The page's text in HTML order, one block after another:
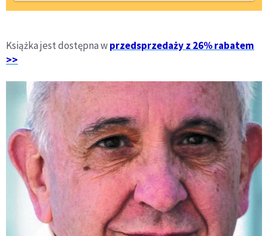
Książka jest dostępna wprzedsprzedaży z 26% rabatem
>>